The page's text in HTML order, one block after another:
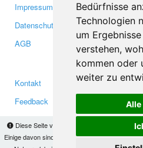
Bedürfnisse
Technologien
um
verstehen,
kommen oder
weiter zu
Alle
Diese Seite verwendet Cookies, um
Einige davon sind notwendig, damit unsere
Impressum
Datenschutzerklärung
AGB
Kontakt
Feedback